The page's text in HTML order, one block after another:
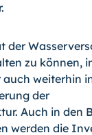
der
zu können,
auch weiterhin
der
Auch in den
werden die